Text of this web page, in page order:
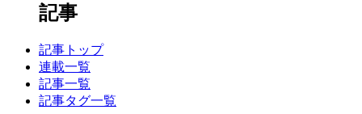
記事
記事トップ
連載一覧
記事一覧
記事タグ一覧